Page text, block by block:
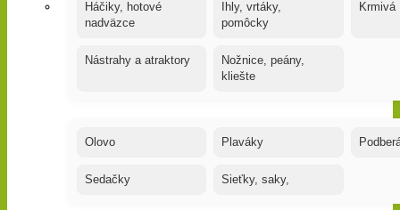
Háčiky, hotové
nadväzce
Ihly, vrtáky,
pomôcky
Krmivá
Nástrahy a atraktory
Nožnice, peány,
kliešte
Olovo Plaváky
Sedačky Sieťky, saky,